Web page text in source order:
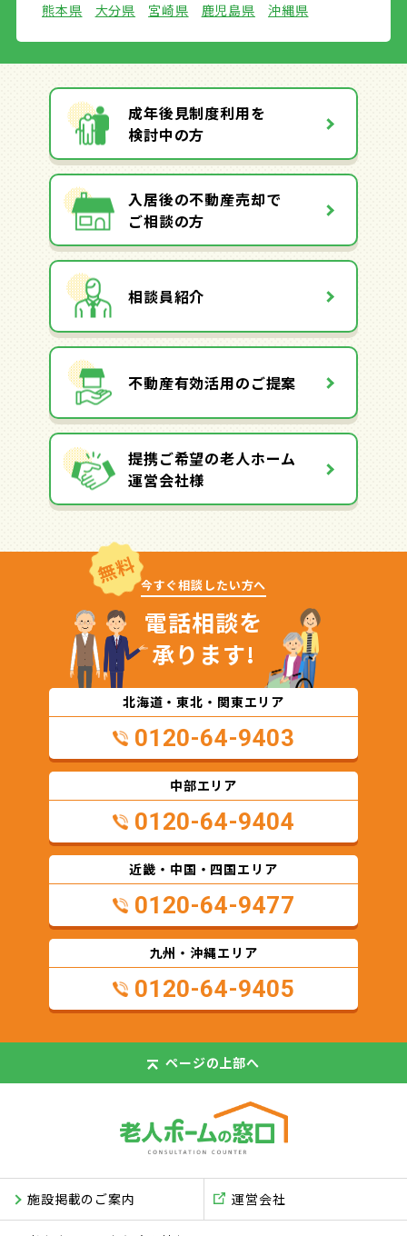
熊本県
大分県 宮崎県 鹿児島県 沖縄県
成年後見制度利用を
検討中の方
入居後の不動産売却で
ご相談の方
相談員紹介
不動産有効活用のご提案
提携ご希望の老人ホーム
運営会社様
無料 今すぐ相談したい方へ
電話相談を
承ります!
北海道・東北・関東エリア
0120-64-9403
中部エリア
0120-64-9404
近畿・中国・四国エリア
0120-64-9477
九州・沖縄エリア
0120-64-9405
ページの上部へ
施設掲載のご案内 運営会社